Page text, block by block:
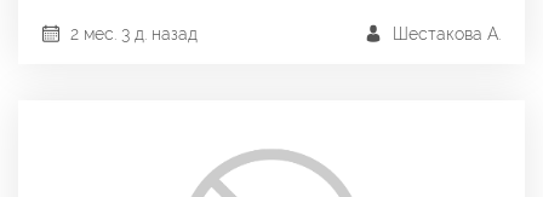
Шестакова А.
2 мес. 3 д. назад